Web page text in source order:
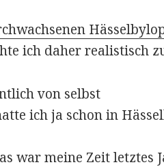
ich daher realistisch
von selbst
ich ja schon in
war meine Zeit letztes